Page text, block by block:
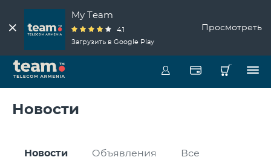
My Team
4.1
Загрузить в Google Play
Просмотреть
Новости
Новости Объявления Все